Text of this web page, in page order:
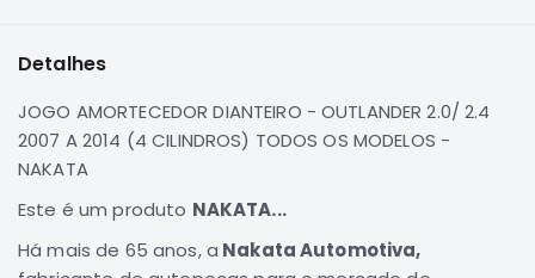
Elétrica
Pajero
e
Detalhes
JOGO AMORTECEDOR DIANTEIRO - OUTLANDER 2.0/ 2.4
2007 A 2014 (4 CILINDROS) TODOS OS MODELOS -
NAKATA
Este é um produto NAKATA...
Há mais de 65 anos, a Nakata Automotiva,